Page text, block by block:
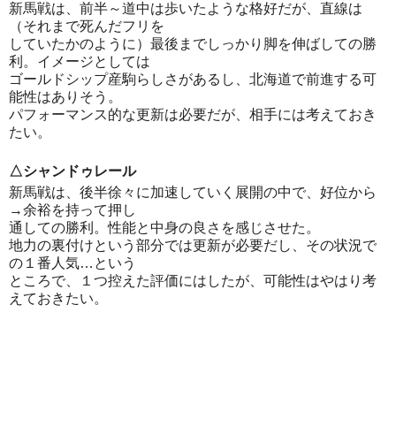
新馬戦は、前半～道中は歩いたような格好だが、直線は
（それまで死んだフリを
していたかのように）最後までしっかり脚を伸ばしての勝
利。イメージとしては
ゴールドシップ産駒らしさがあるし、北海道で前進する可
能性はありそう。
パフォーマンス的な更新は必要だが、相手には考えておき
たい。
△シャンドゥレール
新馬戦は、後半徐々に加速していく展開の中で、好位から
→余裕を持って押し
通しての勝利。性能と中身の良さを感じさせた。
地力の裏付けという部分では更新が必要だし、その状況で
の１番人気…という
ところで、１つ控えた評価にはしたが、可能性はやはり考
えておきたい。